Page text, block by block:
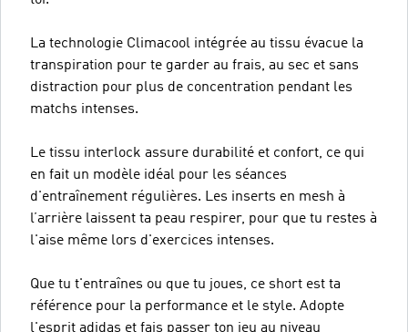
La technologie Climacool intégrée au tissu évacue la
transpiration pour te garder au frais, au sec et sans
distraction pour plus de concentration pendant les
matchs intenses.
Le tissu interlock assure durabilité et confort, ce qui
en fait un modèle idéal pour les séances
d'entraînement régulières. Les inserts en mesh à
l’arrière laissent ta peau respirer, pour que tu restes à
l'aise même lors d'exercices intenses.
Que tu t'entraînes ou que tu joues, ce short est ta
référence pour la performance et le style. Adopte
l'esprit adidas et fais passer ton jeu au niveau